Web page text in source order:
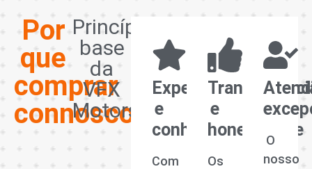
Por
que
comprar
connosco?
Princípios
base
da
VFX
Motors
Experiência
e
conhecimento
Com
e
honestidade
Os
O
nosso